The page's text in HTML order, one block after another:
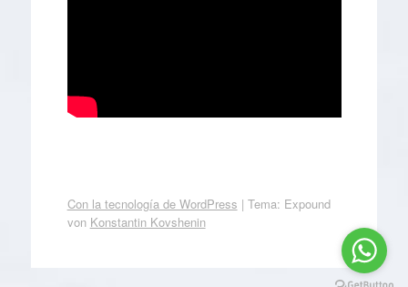
Con la tecnología de WordPress | Tema: Expound
von Konstantin Kovshenin